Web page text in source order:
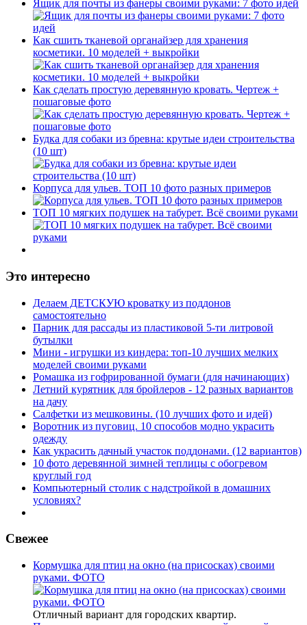
Ящик для почты из фанеры своими руками: 7 фото идей
Как сшить тканевой органайзер для хранения
косметики. 10 моделей + выкройки
Как сделать простую деревянную кровать. Чертеж +
пошаговые фото
Будка для собаки из бревна: крутые идеи строительства
(10 шт)
Корпуса для ульев. ТОП 10 фото разных примеров
ТОП 10 мягких подушек на табурет. Всё своими руками
Это интересно
Делаем ДЕТСКУЮ кроватку из поддонов
самостоятельно
Парник для рассады из пластиковой 5-ти литровой
бутылки
Мини - игрушки из киндера: топ-10 лучших мелких
моделей своими руками
Ромашка из гофрированной бумаги (для начинающих)
Летний курятник для бройлеров - 12 разных вариантов
на дачу
Салфетки из мешковины. (10 лучших фото и идей)
Воротник из пуговиц. 10 способов модно украсить
одежду
Как украсить дачный участок поддонами. (12 вариантов)
10 фото деревянной зимней теплицы с обогревом
круглый год
Компьютерный столик с надстройкой в домашних
условиях?
Свежее
Кормушка для птиц на окно (на присосках) своими
руками. ФОТО
Отличный вариант для городских квартир.